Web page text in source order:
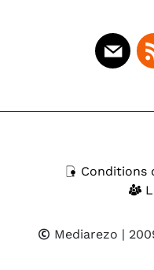
Conditions
Mediarezo |